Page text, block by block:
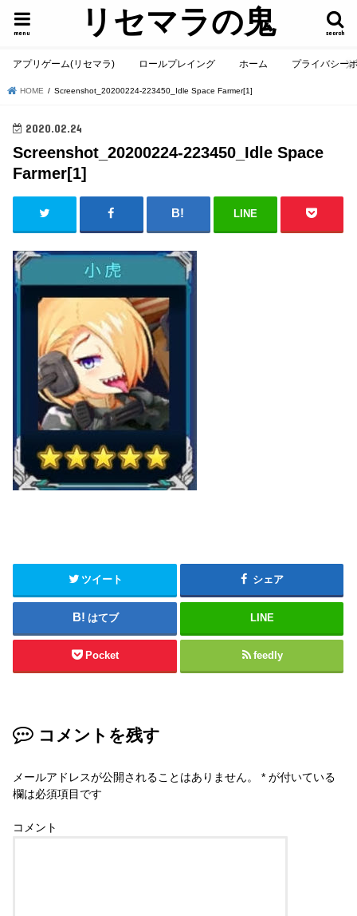
リセマラの鬼 search
menu
アプリゲーム(リセマラ) ロールプレイング ホーム プライバシー
HOME Screenshot_20200224-223450_Idle Space Farmer[1]
2020.02.24
Screenshot_20200224-223450_Idle Space
Farmer[1]
LINE
ツイート シェア
はてブ LINE
Pocket feedly
コメントを残す
メールアドレスが公開されることはありません。 * が付いている
欄は必須項目です
コメント